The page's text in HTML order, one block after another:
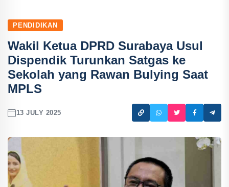
PENDIDIKAN
Wakil Ketua DPRD Surabaya Usul
Dispendik Turunkan Satgas ke
Sekolah yang Rawan Bulying Saat
MPLS
13 JULY 2025